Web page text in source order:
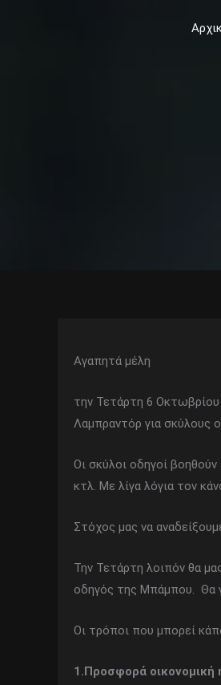
Αγαπητά μέλη
την Τετάρτη 6
Λαμπραντόρ για σκύλους
Οι σκύλοι οδηγοί
κτλ. Με λίγα λόγια τον
Στόχος μας να
Την Τετάρτη λοιπόν θα
οδηγός της Μπάμπου. Θα
Οι τρόποι που μπορεί
1.Προσφορά οικονομική